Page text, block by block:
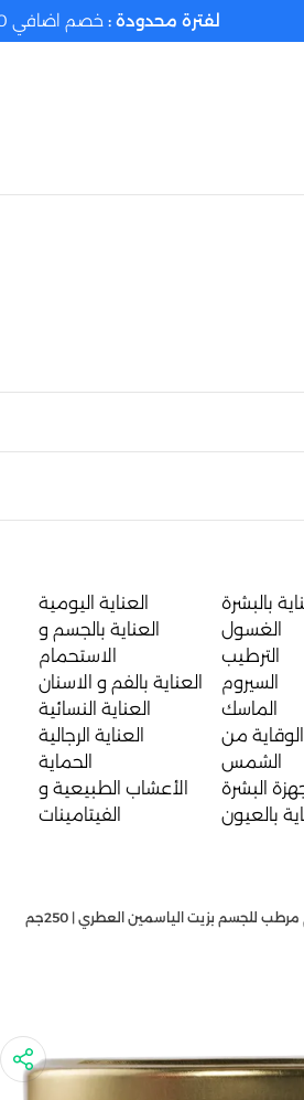
بالبشرة
الغسول
الترطيب
السيروم
الماسك
الوقاية من
الشمس
البشرة
بالعيون
العناية اليومية
العناية بالجسم و
الاستحمام
العناية بالفم و الاسنان
العناية النسائية
العناية الرجالية
الحماية
الأعشاب الطبيعية و
الفيتامينات
مرطب للجسم بزيت الياسمين العطري | 250جم
لفترة محدودة : خصم اضافي 10% علي اول اوردر ليك بكوبون